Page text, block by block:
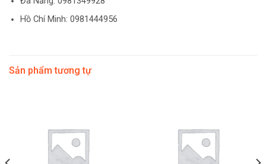
Hồ Chí Minh: 0981444956
Sản phẩm tương tự